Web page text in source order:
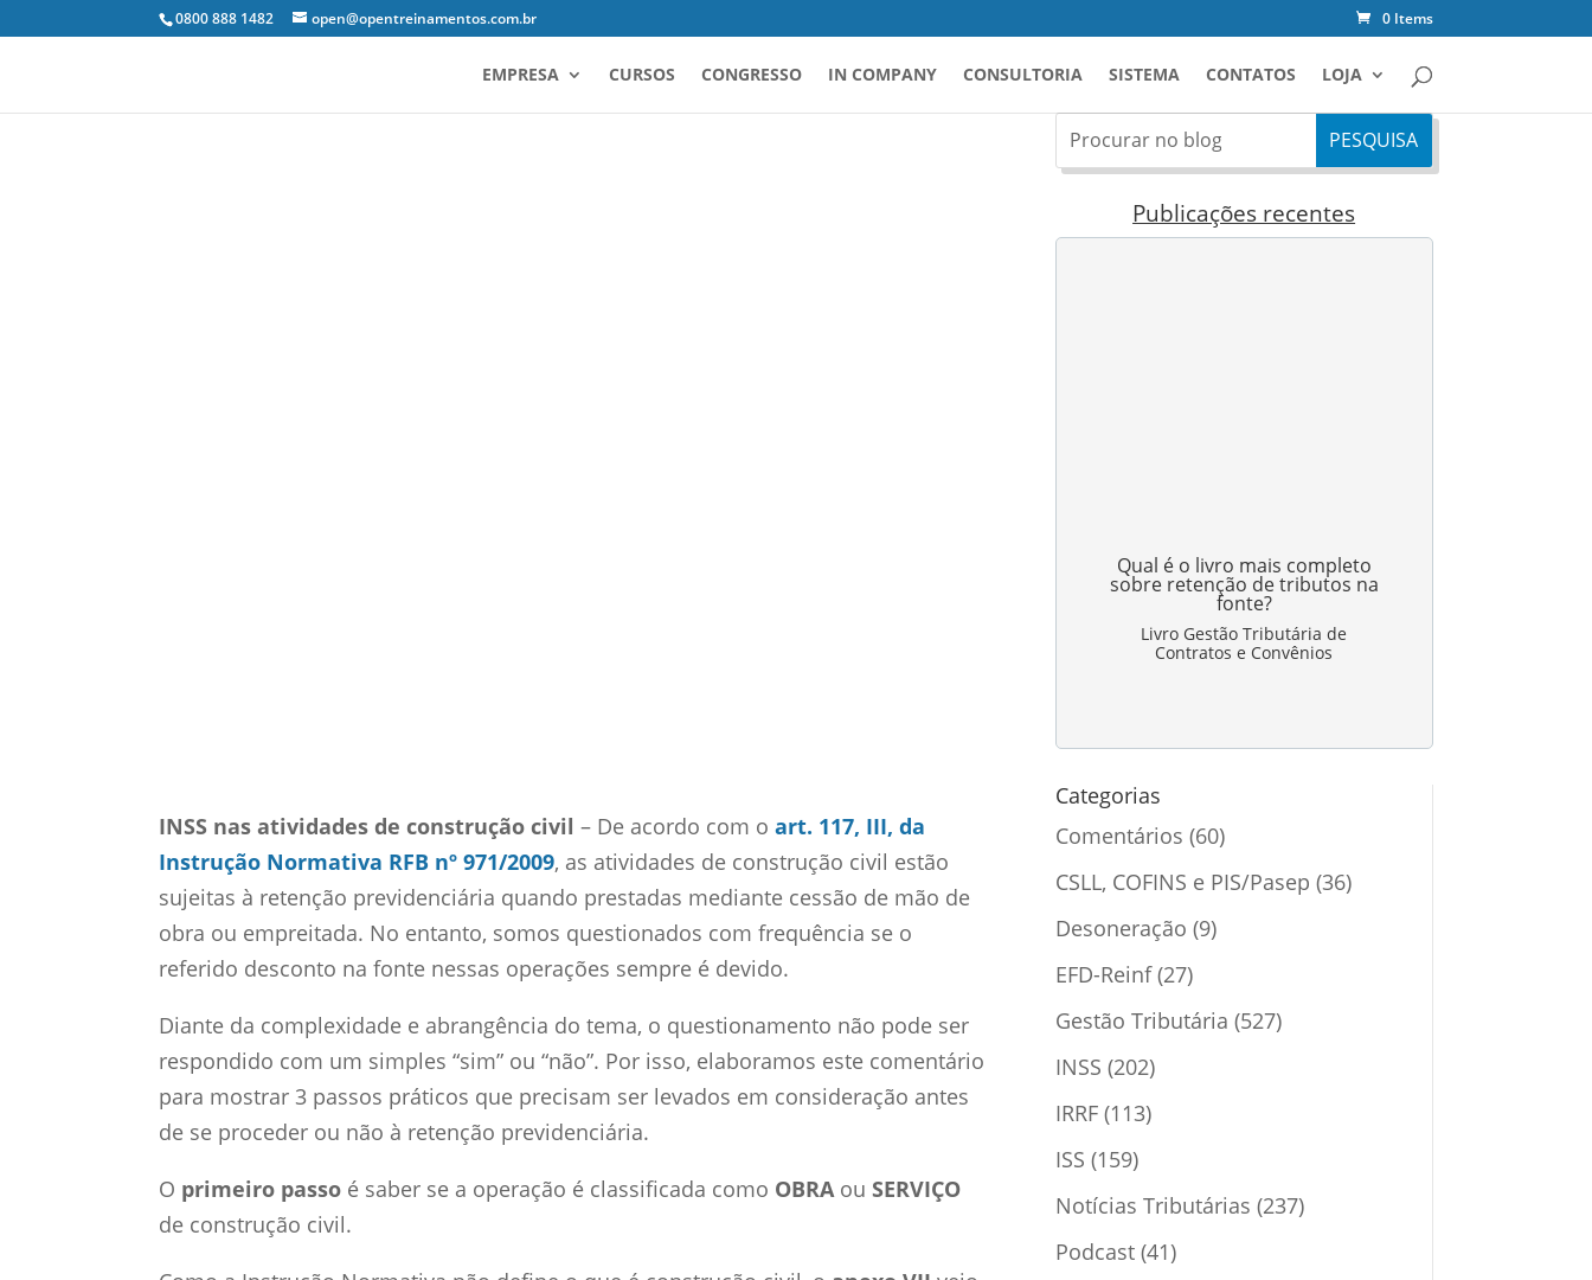
0800 888 1482 open@opentreinamentos.com.br 0 Items
EMPRESA CURSOS CONGRESSO IN COMPANY CONSULTORIA SISTEMA CONTATOS LOJA
INSS nas atividades de construção civil – De acordo com oart. 117, III, da
Instrução Normativa RFB nº 971/2009, as atividades de construção civil estão
sujeitas à retenção previdenciária quando prestadas mediante cessão de mão de
obra ou empreitada. No entanto, somos questionados com frequência se o
referido desconto na fonte nessas operações sempre é devido.
Diante da complexidade e abrangência do tema, o questionamento não pode ser
respondido com um simples “sim” ou “não”. Por isso, elaboramos este comentário
para mostrar 3 passos práticos que precisam ser levados em consideração antes
de se proceder ou não à retenção previdenciária.
O primeiro passo é saber se a operação é classificada como OBRAou SERVIÇO
de construção civil.
Publicações recentes
Qual é o livro mais completo
sobre retenção de tributos na
fonte?
Livro Gestão Tributária de
Contratos e Convênios
Categorias
Comentários (60)
CSLL, COFINS e PIS/Pasep (36)
Desoneração (9)
EFD-Reinf(27)
Gestão Tributária (527)
INSS (202)
IRRF(113)
ISS (159)
Notícias Tributárias (237)
Podcast(41)